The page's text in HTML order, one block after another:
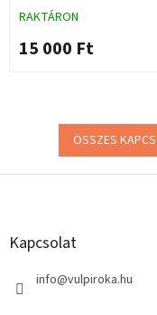
RAKTÁRON
15 000 Ft
ÖSSZES
L
Kapcsolat
info@vulpiroka.hu